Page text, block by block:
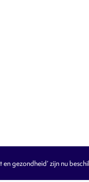
gezondheid’ zijn nu